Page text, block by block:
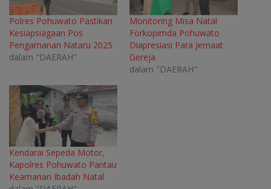
Polres Pohuwato Pastikan
Kesiapsiagaan Pos
Pengamanan Nataru 2025
dalam "DAERAH"
Monitoring Misa Natal
Forkopimda Pohuwato
Diapresiasi Para Jemaat
Gereja
dalam "DAERAH"
Kendarai Sepeda Motor,
Kapolres Pohuwato Pantau
Keamanan Ibadah Natal